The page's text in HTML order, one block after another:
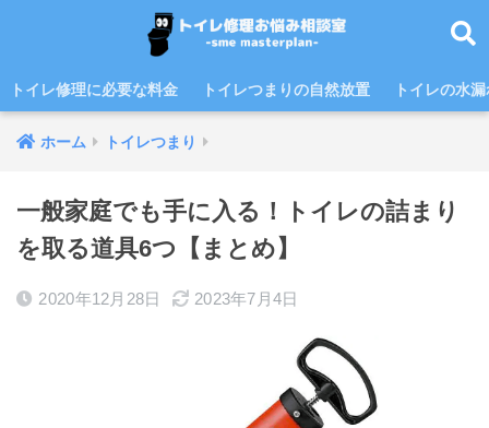
トイレ修理に必要な料金 トイレつまりの自然放置 トイレの水
ホーム トイレつまり
一般家庭でも手に入る！トイレの詰まり
を取る道具6つ【まとめ】
2020年12月28日 2023年7月4日